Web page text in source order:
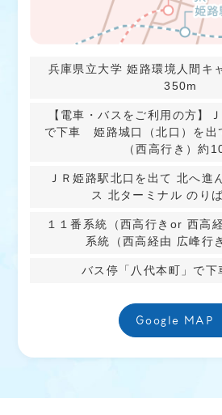
兵庫県立大学 姫路環境人間キ
350m
【電車・バスをご利用の方】
で下車 姫路城口（北口）を出
（西高行き）約
ＪＲ姫路駅北口を出て 北へ進
ス 北ターミナル のりば
１１番系統（西高行きor 西高
系統（西高経由 広峰行
バス停「八代本町」で下
Google MAP